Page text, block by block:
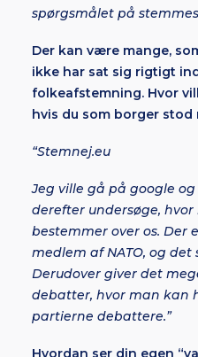
spørgsmålet på
Der kan være mange,
ikke har sat sig rigtigt
folkeafstemning. Hvor
hvis du som borger
“Stemnej.eu
Jeg ville gå på google
derefter undersøge,
bestemmer over os. Der
medlem af NATO, og det
Derudover giver det
debatter, hvor man kan
partierne debattere.”
Hvordan ser din egen